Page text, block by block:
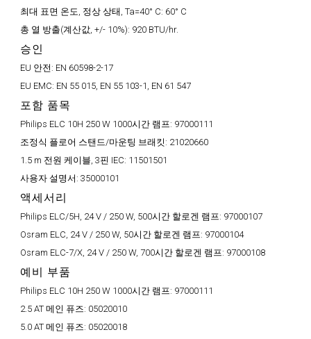
최대 표면 온도, 정상 상태, Ta=40° C: 60° C
총 열 방출(계산값, +/- 10%): 920 BTU/hr.
승인
EU 안전: EN 60598-2-17
EU EMC: EN 55 015, EN 55 103-1, EN 61 547
포함 품목
Philips ELC 10H 250 W 1000시간 램프: 97000111
조정식 플로어 스탠드/마운팅 브래킷: 21020660
1.5 m 전원 케이블, 3핀 IEC: 11501501
사용자 설명서: 35000101
액세서리
Philips ELC/5H, 24 V / 250 W, 500시간 할로겐 램프: 97000107
Osram ELC, 24 V / 250 W, 50시간 할로겐 램프: 97000104
Osram ELC-7/X, 24 V / 250 W, 700시간 할로겐 램프: 97000108
예비 부품
Philips ELC 10H 250 W 1000시간 램프: 97000111
2.5 AT 메인 퓨즈: 05020010
5.0 AT 메인 퓨즈: 05020018